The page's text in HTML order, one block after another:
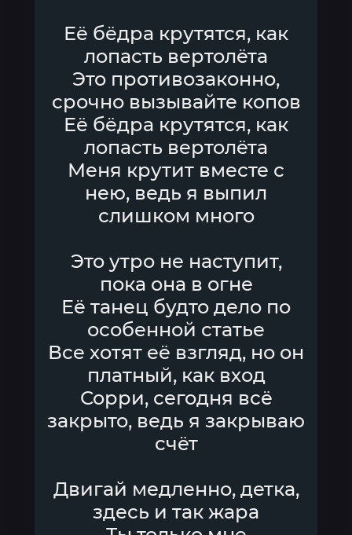
Её бёдра крутятся, как
лопасть вертолёта
Это противозаконно,
срочно вызывайте копов
Её бёдра крутятся, как
лопасть вертолёта
Меня крутит вместе с
нею, ведь я выпил
слишком много
Это утро не наступит,
пока она в огне
Её танец будто дело по
особенной статье
Все хотят её взгляд, но он
платный, как вход
Сорри, сегодня всё
закрыто, ведь я закрываю
счёт
Двигай медленно, детка,
здесь и так жара